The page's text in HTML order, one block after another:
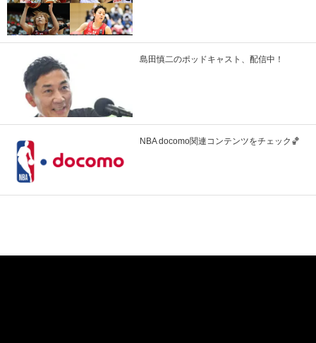
島田慎二のポッドキャスト、配信中！
NBA docomo関連コンテンツをチェック🏀